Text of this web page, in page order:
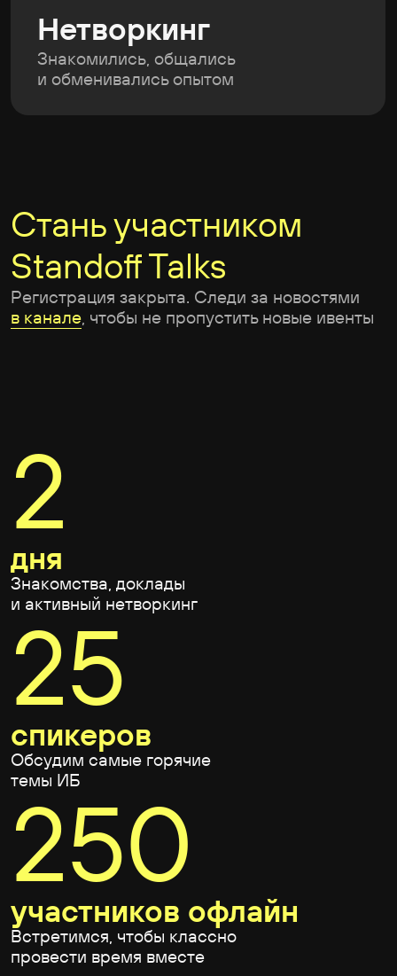
дня
Знакомства, доклады
и активный нетворкинг
25
250
участников офлайн
Встретимся, чтобы классно
Что еще было
Мастер-классы от гуру
из комьюнити
Все участники учились
и осинтить для качественного
багхантинга, ломали полигон
и набирались лайфхаков под
присмотром профи, изучали
инструменты для участия
в кибериспытаниях.
Записи выступлений
повторным просмотром самых интересных
выступлений
Безопасный рабочий стол совсем
не безопасен: DesktopRanger
против кейлоггеров с высокими
привилегиями